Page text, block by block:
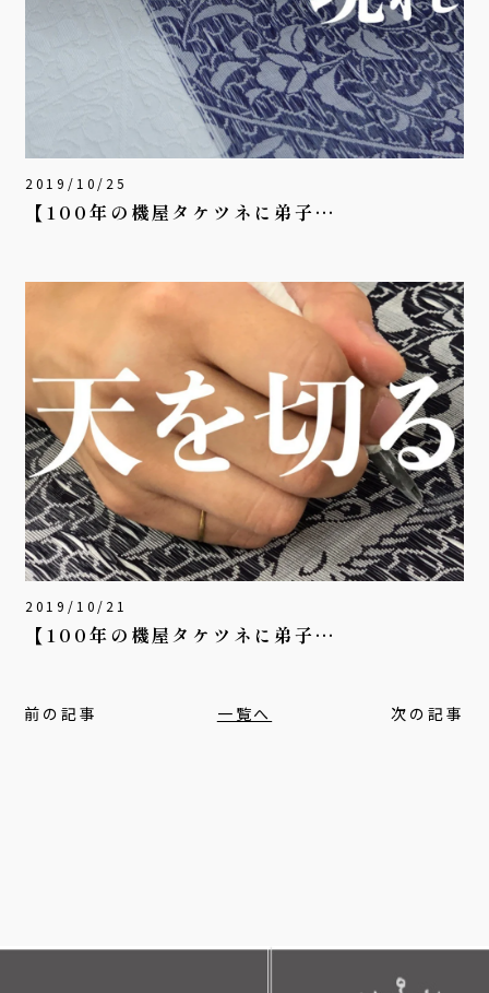
2019/10/25
【100年の機屋タケツネに弟子…
2019/10/21
【100年の機屋タケツネに弟子…
前の記事 一覧へ 次の記事